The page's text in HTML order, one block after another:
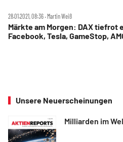
28.01.2021, 08:36 ‧ Martin Weiß
Märkte am Morgen: DAX
Facebook, Tesla, GameStop,
Unsere Neuerscheinungen
Milliarden im